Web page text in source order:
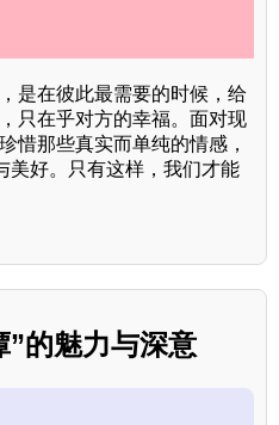
是在彼此最需要的时候，给
只在乎对方的幸福。面对现
惜那些真实而单纯的情感，
美好。只有这样，我们才能
”的魅力与深意